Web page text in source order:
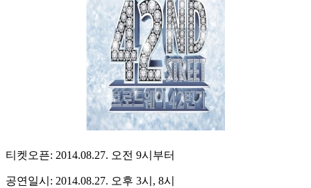
티켓오픈: 2014.08.27. 오전 9시부터
공연일시: 2014.08.27. 오후 3시, 8시